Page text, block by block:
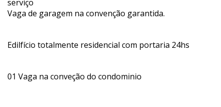
serviço
Vaga de garagem na convenção garantida.
Edilfício totalmente residencial com portaria 24hs
01 Vaga na conveção do condominio